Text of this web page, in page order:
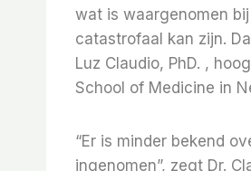
wat is waargenomen
catastrofaal kan zijn.
Luz Claudio, PhD. ,
School of Medicine in
“Er is minder bekend
ingenomen”, zegt Dr.